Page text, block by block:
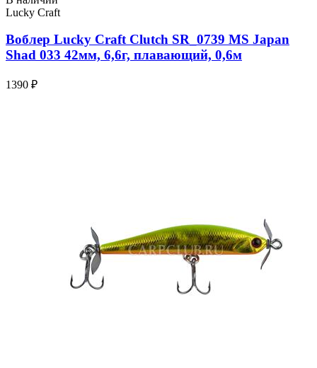
Lucky Craft
Воблер Lucky Craft Clutch SR_0739 MS Japan
Shad 033 42мм, 6,6г, плавающий, 0,6м
1390 ₽